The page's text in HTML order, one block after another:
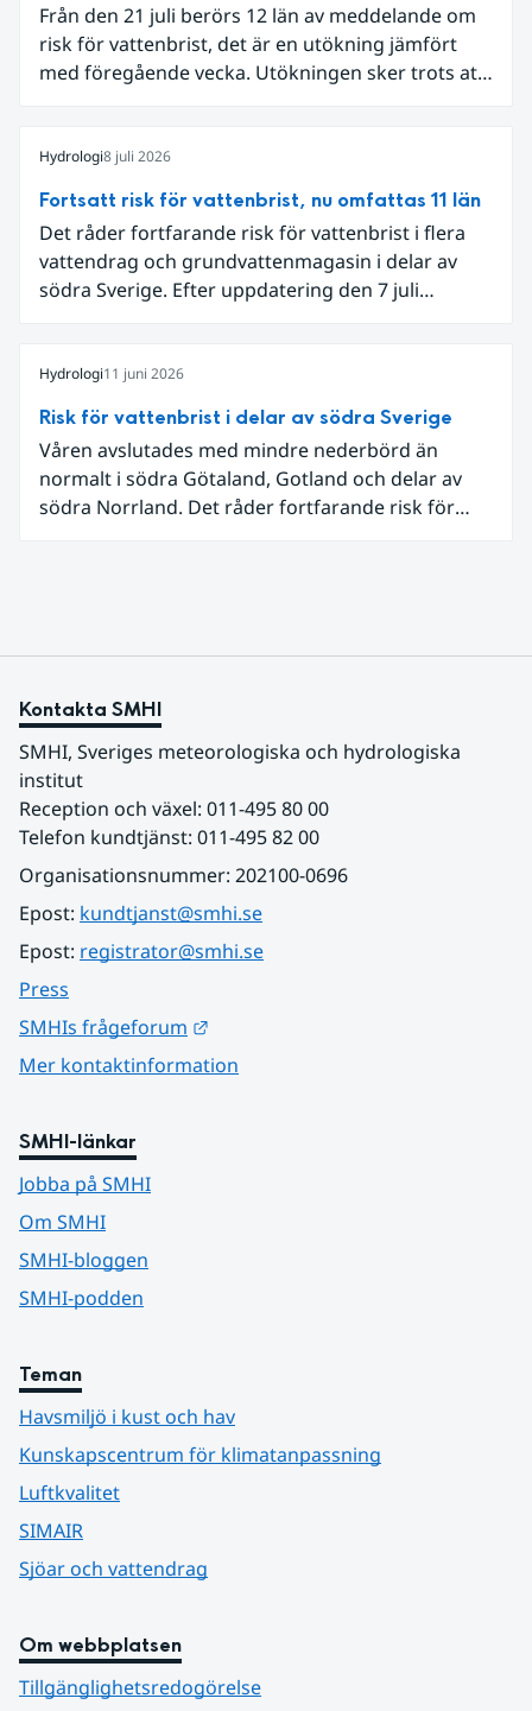
Från den 21 juli berörs 12 län av meddelande om
risk för vattenbrist, det är en utökning jämfört
med föregående vecka. Utökningen sker trots att
och att det på en del håll då kom rikliga
nederbördsmängder.
Hydrologi8 juli 2026
Fortsatt risk för vattenbrist, nu omfattas 11 län
Det råder fortfarande risk för vattenbrist i flera
vattendrag och grundvattenmagasin i delar av
södra Sverige. Efter uppdatering den 7 juli
Östergötlands, Stockholms och Uppsala län.
Totalt omfattas 11 län, säger Hugo Rudebeck,
vakthavande hydrolog på SMHI.
Hydrologi11 juni 2026
Risk för vattenbrist i delar av södra Sverige
Våren avslutades med mindre nederbörd än
normalt i södra Götaland, Gotland och delar av
södra Norrland. Det råder fortfarande risk för
över lång tid för att återställa balansen.
Kontakta SMHI
SMHI, Sveriges meteorologiska och hydrologiska
institut
Reception och växel: 011-495 80 00
Telefon kundtjänst: 011-495 82 00
Organisationsnummer: 202100-0696
Epost: kundtjanst@smhi.se
Epost: registrator@smhi.se
Press
SMHIs frågeforum
Mer kontaktinformation
SMHI-länkar
Jobba på SMHI
Om SMHI
SMHI-bloggen
SMHI-podden
Teman
Havsmiljö i kust och hav
Kunskapscentrum för klimatanpassning
Luftkvalitet
SIMAIR
Sjöar och vattendrag
Om webbplatsen
Tillgänglighetsredogörelse